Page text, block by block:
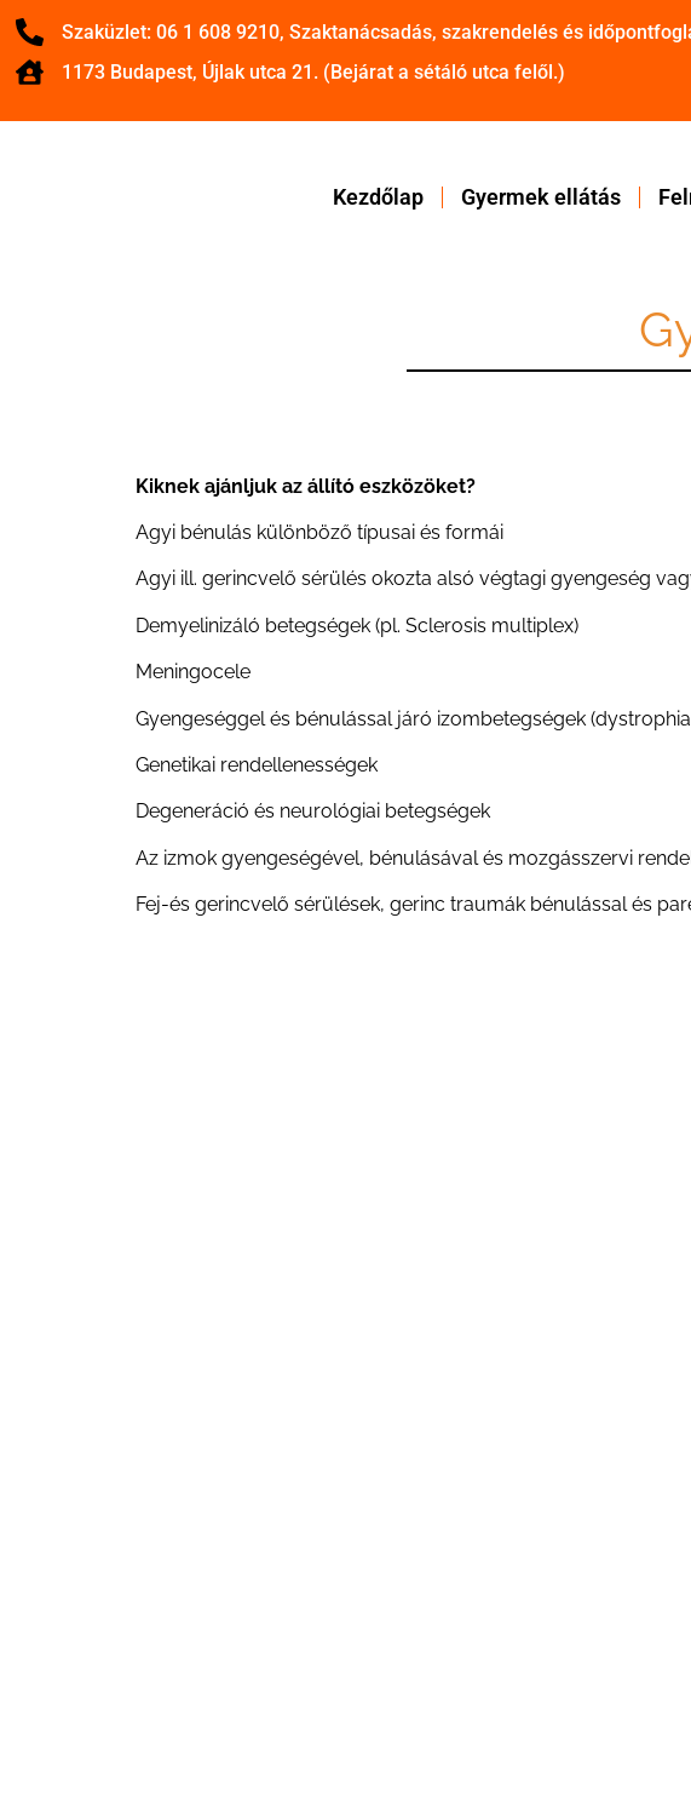
Szaküzlet: 06 1 608 9210, Szaktanácsadás, szakrendelés és
1173 Budapest, Újlak utca 21. (Bejárat a sétáló utca felől.)
Kezdőlap Gyermek ellátás
Kiknek ajánljuk az állító eszközöket?
Agyi bénulás különböző típusai és formái
Agyi ill. gerincvelő sérülés okozta alsó végtagi gyengeség
Demyelinizáló betegségek (pl. Sclerosis multiplex)
Meningocele
Gyengeséggel és bénulással járó izombetegségek
Genetikai rendellenességek
Degeneráció és neurológiai betegségek
Az izmok gyengeségével, bénulásával és mozgásszervi
Fej-és gerincvelő sérülések, gerinc traumák bénulással és